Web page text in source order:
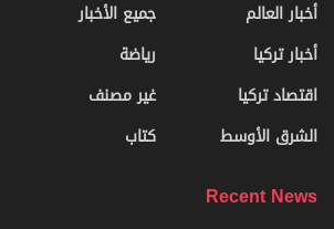
أخبار العالم
أخبار تركيا
اقتصاد تركيا
الشرق الأوسط
جميع الأخبار
رياضة
غير مصنف
كتاب
Recent News